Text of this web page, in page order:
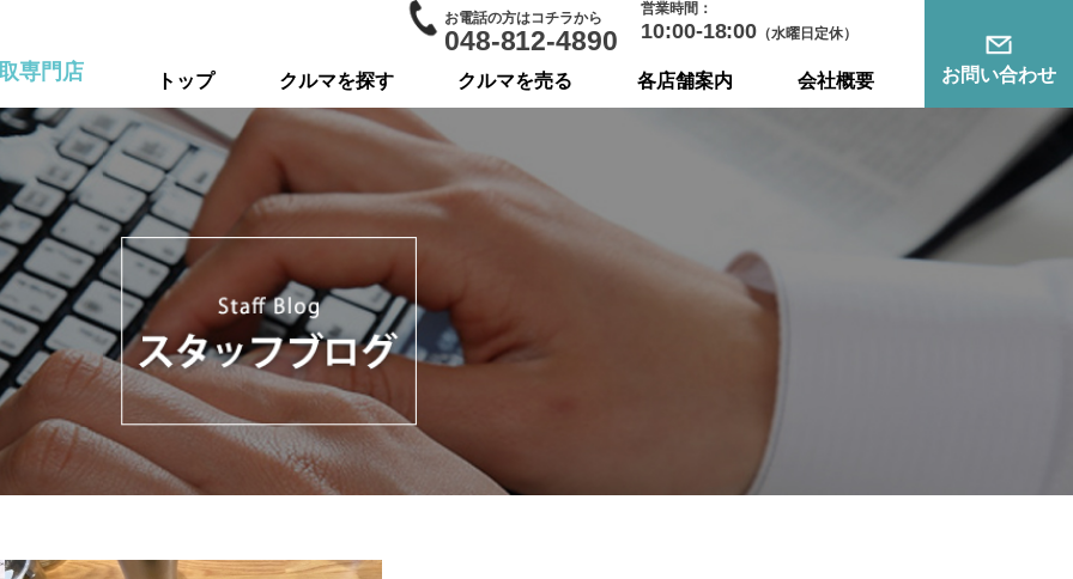
専門店
お電話の方はコチラから
048-812-4890
営業時間：
10:00-18:00 （水曜日定休）
トップ クルマを探す クルマを売る 各店舗案内 会社概要 お問い合わせ